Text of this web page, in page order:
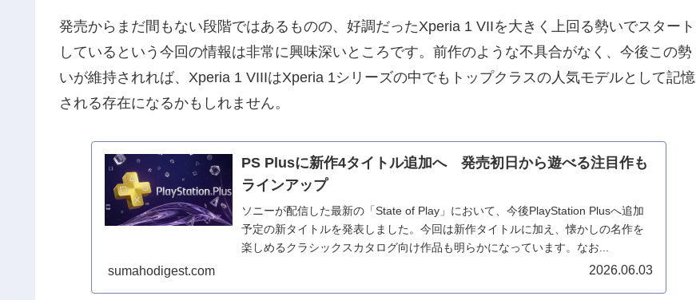
発売からまだ間もない段階ではあるものの、好調だったXperia 1 VIIを大きく上回る勢いでスタート
しているという今回の情報は非常に興味深いところです。前作のような不具合がなく、今後この勢
いが維持されれば、Xperia 1 VIIIはXperia 1シリーズの中でもトップクラスの人気モデルとして記憶
される存在になるかもしれません。
PS Plusに新作4タイトル追加へ 発売初日から遊べる注目作も
ラインアップ
ソニーが配信した最新の「State of Play」において、今後PlayStation Plusへ追加
予定の新タイトルを発表しました。今回は新作タイトルに加え、懐かしの名作を
楽しめるクラシックスカタログ向け作品も明らかになっています。なお...
sumahodigest.com 2026.06.03